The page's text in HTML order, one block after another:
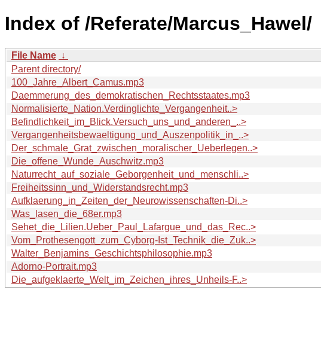
Index of /Referate/Marcus_Hawel/
File Name ↓
Parent directory/
100_Jahre_Albert_Camus.mp3
Daemmerung_des_demokratischen_Rechtsstaates.mp3
Normalisierte_Nation.Verdinglichte_Vergangenheit..>
Befindlichkeit_im_Blick.Versuch_uns_und_anderen_..>
Vergangenheitsbewaeltigung_und_Auszenpolitik_in_..>
Der_schmale_Grat_zwischen_moralischer_Ueberlegen..>
Die_offene_Wunde_Auschwitz.mp3
Naturrecht_auf_soziale_Geborgenheit_und_menschli..>
Freiheitssinn_und_Widerstandsrecht.mp3
Aufklaerung_in_Zeiten_der_Neurowissenschaften-Di..>
Was_lasen_die_68er.mp3
Sehet_die_Lilien.Ueber_Paul_Lafargue_und_das_Rec..>
Vom_Prothesengott_zum_Cyborg-Ist_Technik_die_Zuk..>
Walter_Benjamins_Geschichtsphilosophie.mp3
Adorno-Portrait.mp3
Die_aufgeklaerte_Welt_im_Zeichen_ihres_Unheils-F..>